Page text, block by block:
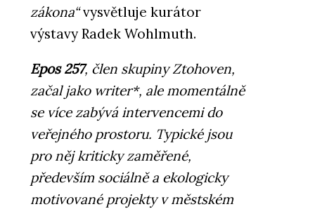
zákona“vysvětluje kurátor
výstavy Radek Wohlmuth.
Epos 257, člen skupiny Ztohoven,
začal jako writer*, ale momentálně
se více zabývá intervencemi do
veřejného prostoru. Typické jsou
pro něj kriticky zaměřené,
především sociálně a ekologicky
motivované projekty v městském